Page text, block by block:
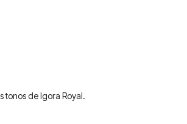
tonos de Igora Royal.